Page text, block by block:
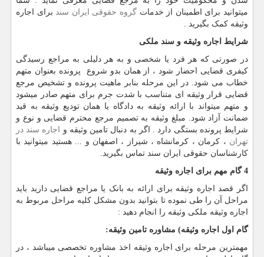
میتوانید برای اطمینان از خدمات گروه حقوقی ایران سند برای اجاره
وثیقه کمک بگیرید .
شرایط اجاره وثیقه و سند ملکی
در صورتی که هر فرد یا شخصی و به هر دلیلی به مراجع رسیدگی
کیفری قضایی احضار شود ، از همان بدو شروع پرونده بعنوان متهم
خطاب می شود. در این مرحله بنابر ماهیت پرونده و تشخیص مرجع
قضایی قرار وثیقه ای متناسب با شدت جرم برای متهم صادر میشود
و متهم میتواند با ارائه وثیقه به دادگاه یا همان تودیع وثیقه به قید
ضمانت آزاد شود. مبلغ وثیقه به تصمیم مرجع محترم قضایی و نوع و
شرایط پرونده بستگی دارد . اگر به دنبال تامین وثیقه و اجاره سند در
تهران ، کرمان ، کرمانشاه ، شیراز ، اصفهان و ... هستید میتوانید با
کارشناسان حقوقی ایران سند تماس بگیرید.
4 گام مهم برای اجاره وثیقه
اگر قصد اجاره وثیقه برای ارائه به بانک یا مراجع قضایی دارید باید
مراحل آن را طی نموده تا بتوانید بدون مشکل کلیه مراحل مربوط به
اجاره وثیقه ملکی وثیقه را انجام دهید :
گام اول اجاره وثیقه) مشاوره تامین وثیقه:
مهمترین مرحله برای اجاره وثیقه اخذ مشاوره تخصصی میباشد ، در